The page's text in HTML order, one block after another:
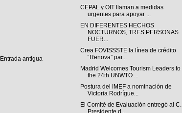
Entrada antigua
CEPAL y OIT llaman a medidas
urgentes para apoyar ...
EN DIFERENTES HECHOS
NOCTURNOS, TRES PERSONAS
FUER...
Crea FOVISSSTE la línea de crédito
“Renova” par...
Madrid Welcomes Tourism Leaders to
the 24th UNWTO ...
Postura del IMEF a nominación de
Victoria Rodrígue...
El Comité de Evaluación entregó al C.
Presidente d...